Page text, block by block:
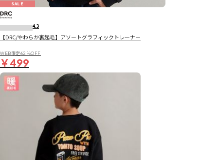
SALE
4.3
【DRC/やわらか裏起毛】アソートグラフィックトレーナー
WEB限定62％OFF
￥499